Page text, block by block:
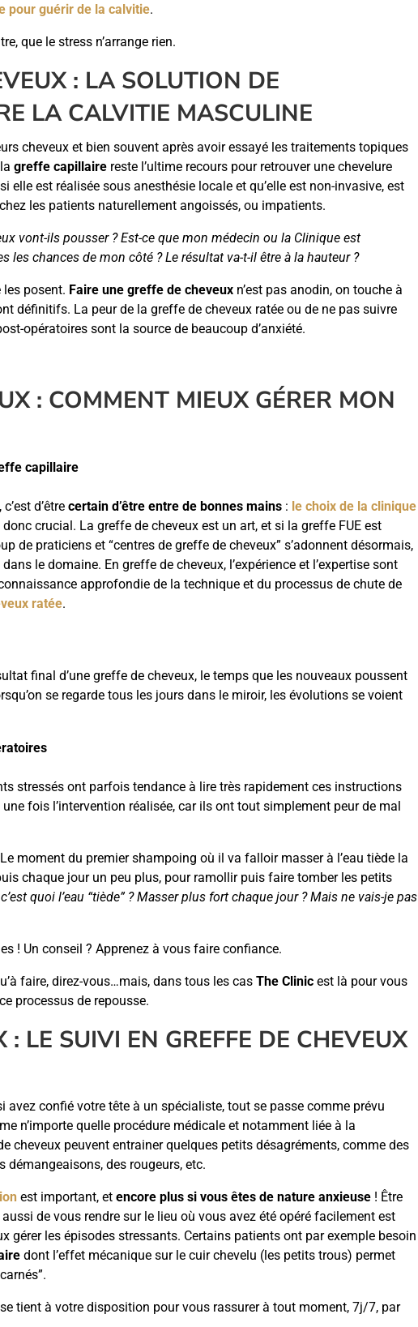
pour guérir de la calvitie.
que le stress n’arrange rien.
: LA SOLUTION DE
LA CALVITIE MASCULINE
cheveux et bien souvent après avoir essayé les traitements topiques
greffe capillaire reste l’ultime recours pour retrouver une chevelure
elle est réalisée sous anesthésie locale et qu’elle est non-invasive, est
les patients naturellement angoissés, ou impatients.
vont-ils pousser ? Est-ce que mon médecin ou la Clinique est
les chances de mon côté ? Le résultat va-t-il être à la hauteur ?
posent. Faire une greffe de cheveux n’est pas anodin, on touche à
définitifs. La peur de la greffe de cheveux ratée ou de ne pas suivre
opératoires sont la source de beaucoup d’anxiété.
: COMMENT MIEUX GÉRER MON
capillaire
d’être certain d’être entre de bonnes mains : le choix de la clinique
crucial. La greffe de cheveux est un art, et si la greffe FUE est
de praticiens et “centres de greffe de cheveux” s’adonnent désormais,
le domaine. En greffe de cheveux, l’expérience et l’expertise sont
approfondie de la technique et du processus de chute de
ratée.
final d’une greffe de cheveux, le temps que les nouveaux poussent
se regarde tous les jours dans le miroir, les évolutions se voient
stressés ont parfois tendance à lire très rapidement ces instructions
fois l’intervention réalisée, car ils ont tout simplement peur de mal
moment du premier shampoing où il va falloir masser à l’eau tiède la
chaque jour un peu plus, pour ramollir puis faire tomber les petits
quoi l’eau “tiède” ? Masser plus fort chaque jour ? Mais ne vais-je pas
! Un conseil ? Apprenez à vous faire confiance.
faire, direz-vous…mais, dans tous les cas The Clinic est là pour vous
processus de repousse.
: LE SUIVI EN GREFFE DE CHEVEUX
avez confié votre tête à un spécialiste, tout se passe comme prévu
n’importe quelle procédure médicale et notamment liée à la
cheveux peuvent entrainer quelques petits désagréments, comme des
démangeaisons, des rougeurs, etc.
est important, et encore plus si vous êtes de nature anxieuse ! Être
de vous rendre sur le lieu où vous avez été opéré facilement est
gérer les épisodes stressants. Certains patients ont par exemple besoin
dont l’effet mécanique sur le cuir chevelu (les petits trous) permet
tient à votre disposition pour vous rassurer à tout moment, 7j/7, par